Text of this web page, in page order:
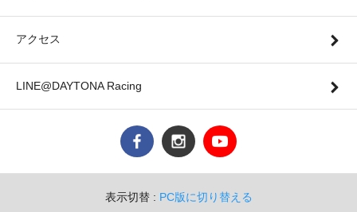
アクセス
LINE@DAYTONA Racing
表示切替 : PC版に切り替える